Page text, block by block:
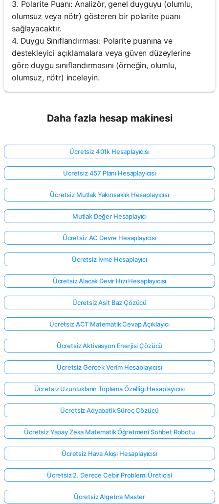
3. Polarite Puanı: Analizör, genel duyguyu (olumlu,
olumsuz veya nötr) gösteren bir polarite puanı
sağlayacaktır.
4. Duygu Sınıflandırması: Polarite puanına ve
destekleyici açıklamalara veya güven düzeylerine
göre duygu sınıflandırmasını (örneğin, olumlu,
olumsuz, nötr) inceleyin.
Daha fazla hesap makinesi
Ücretsiz 401k Hesaplayıcısı
Ücretsiz 457 Planı Hesaplayıcısı
Ücretsiz Mutlak Yakınsaklık Hesaplayıcısı
Mutlak Değer Hesaplayıcı
Ücretsiz AC Devre Hesaplayıcısı
Ücretsiz İvme Hesaplayıcı
Ücretsiz Alacak Devir Hızı Hesaplayıcısı
Ücretsiz Asit Baz Çözücü
Ücretsiz ACT Matematik Cevap Açıklayıcı
Ücretsiz Aktivasyon Enerjisi Çözücü
Ücretsiz Gerçek Verim Hesaplayıcısı
Ücretsiz Uzunlukların Toplama Özelliği Hesaplayıcısı
Ücretsiz Adyabatik Süreç Çözücü
Ücretsiz Yapay Zeka Matematik Öğretmeni Sohbet Robotu
Ücretsiz Hava Akışı Hesaplayıcısı
Ücretsiz 2. Derece Cebir Problemi Üreticisi
Ücretsiz Algebra Master